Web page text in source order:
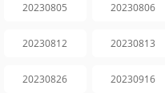
20230805 20230806
20230812 20230813
20230826 20230916